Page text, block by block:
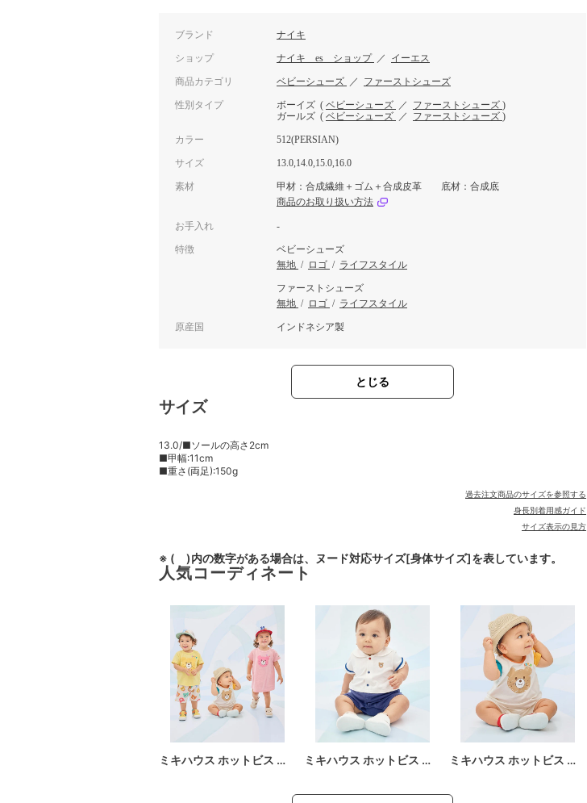
ブランド ナイキ
ショップ ナイキ es ショップ ／ イーエス
商品カテゴリ ベビーシューズ ／ ファーストシューズ
性別タイプ ボーイズ ( ベビーシューズ ／ ファーストシューズ )
ガールズ ( ベビーシューズ ／ ファーストシューズ )
カラー 512(PERSIAN)
サイズ 13.0,14.0,15.0,16.0
素材
甲材：合成繊維＋ゴム＋合成皮革 底材：合成底
商品のお取り扱い方法
お手入れ -
特徴
ベビーシューズ
無地 / ロゴ / ライフスタイル
ファーストシューズ
無地 / ロゴ / ライフスタイル
原産国 インドネシア製
とじる
サイズ
13.0/■ソールの高さ2cm
■甲幅:11cm
■重さ(両足):150g
過去注文商品のサイズを参照する
身長別着用感ガイド
サイズ表示の見方
※ ( )内の数字がある場合は、ヌード対応サイズ[身体サイズ]を表しています。
人気コーディネート
ミキハウス ホットビス … ミキハウス ホットビス … ミキハウス ホットビス …